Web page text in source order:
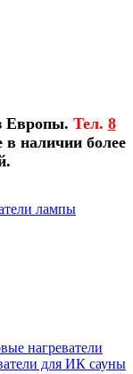
Европы. Тел. 8
наличии более
лампы
нагреватели
для ИК сауны